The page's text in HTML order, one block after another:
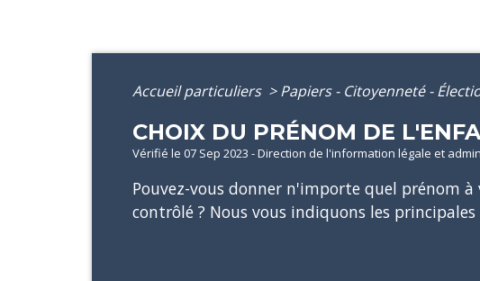
Accueil particuliers > Papiers - Citoyenneté -
CHOIX DU PRÉNOM DE
Vérifié le 07 Sep 2023 - Direction de l'information légale et
Pouvez-vous donner n'importe quel prénom
contrôlé ? Nous vous indiquons les